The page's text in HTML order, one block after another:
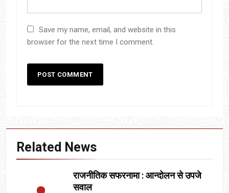
Save my name, email, and website in this
browser for the next time I comment.
Related News
राजनीतिक सफरनामा : आन्दोलन से उपजे
सवाल